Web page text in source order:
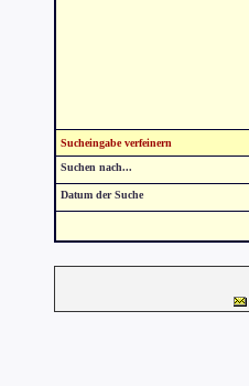
Sucheingabe verfeinern
Suchen nach...
Datum der Suche